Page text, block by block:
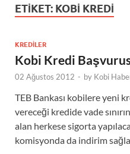
ETIKET: KOBI KREDI
KREDILER
Kobi Kredi
02 Ağustos 2012 - by Kobi
TEB Bankası kobilere yeni
vereceği kredide vade
alan herkese sigorta
komisyonda da indirim